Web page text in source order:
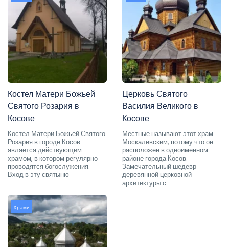
Костел Матери Божьей
Святого Розария в
Косове
Костел Матери Божьей Святого
Розария в городе Косов
является действующим
храмом, в котором регулярно
проводятся богослужения.
Вход в эту святыню
Церковь Святого
Василия Великого в
Косове
Местные называют этот храм
Москалевским, потому что он
расположен в одноименном
районе города Косов.
Замечательный шедевр
деревянной церковной
архитектуры с
Храми